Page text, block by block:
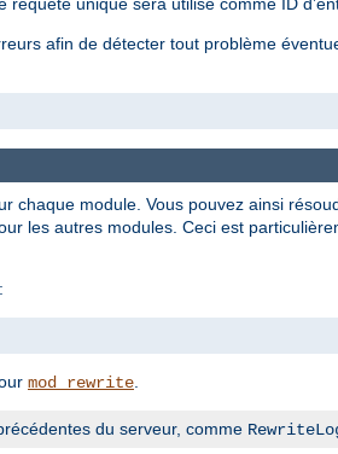
requête unique sera utilisé comme ID
afin de détecter tout problème
chaque module. Vous pouvez ainsi
les autres modules. Ceci est
:
mod_rewrite
du serveur, comme